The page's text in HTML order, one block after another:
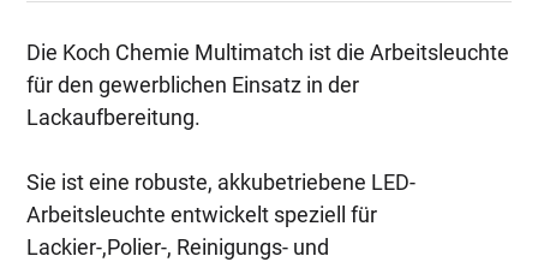
Die Koch Chemie Multimatch ist die Arbeitsleuchte
für den gewerblichen Einsatz in der
Lackaufbereitung.
Sie ist eine robuste, akkubetriebene LED-
Arbeitsleuchte entwickelt speziell für
Lackier-,Polier-, Reinigungs- und